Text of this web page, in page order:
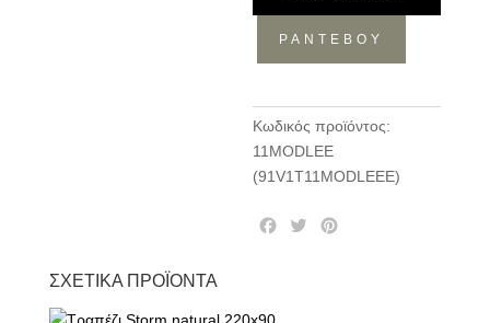
Έκδοση,
50x35xH50
ποσότητα
ΡΑΝΤΕΒΟΥ
Κωδικός προϊόντος:
11MODLEE
(91V1T11MODLEEE)
T
ΣΧΕΤΙΚΆ ΠΡΟΪΌΝΤΑ